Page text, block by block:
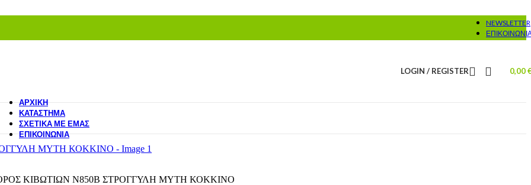
NEWSLETTER
LOGIN / REGISTER 0,00
ΑΡΧΙΚΉ
ΚΑΤΆΣΤΗΜΑ
ΣΧΕΤΙΚΆ ΜΕ ΕΜΆΣ
ΕΠΙΚΟΙΝΩΝΊΑ
ΚΙΒΩΤΙΩΝ Ν850Β ΣΤΡΟΓΓΥΛΗ ΜΥΤΗ ΚΟΚΚΙΝΟ